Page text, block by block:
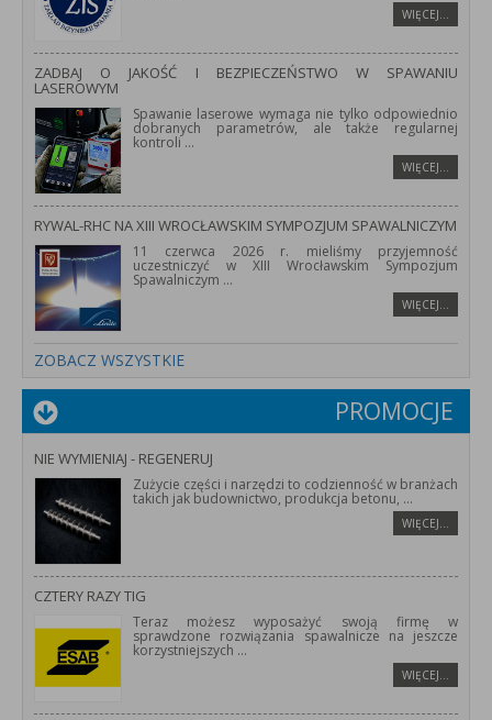
WIĘCEJ…
ZADBAJ O JAKOŚĆ I BEZPIECZEŃSTWO W SPAWANIU
LASEROWYM
Spawanie laserowe wymaga nie tylko odpowiednio
dobranych parametrów, ale także regularnej
kontroli...
WIĘCEJ…
RYWAL-RHC NA XIII WROCŁAWSKIM SYMPOZJUM SPAWALNICZYM
11 czerwca 2026 r. mieliśmy przyjemność
uczestniczyć w XIII Wrocławskim Sympozjum
Spawalniczym ...
WIĘCEJ…
ZOBACZ WSZYSTKIE
PROMOCJE
NIE WYMIENIAJ - REGENERUJ
Zużycie części i narzędzi to codzienność w branżach
takich jak budownictwo, produkcja betonu, ...
WIĘCEJ…
CZTERY RAZY TIG
Teraz możesz wyposażyć swoją firmę w
sprawdzone rozwiązania spawalnicze na jeszcze
korzystniejszych ...
WIĘCEJ…